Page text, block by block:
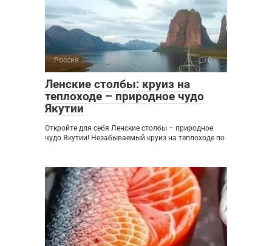
Россия 0
Ленские столбы: круиз на
теплоходе – природное чудо
Якутии
Откройте для себя Ленские столбы – природное
чудо Якутии! Незабываемый круиз на теплоходе по